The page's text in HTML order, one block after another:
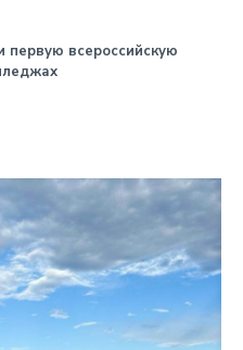
первую всероссийскую